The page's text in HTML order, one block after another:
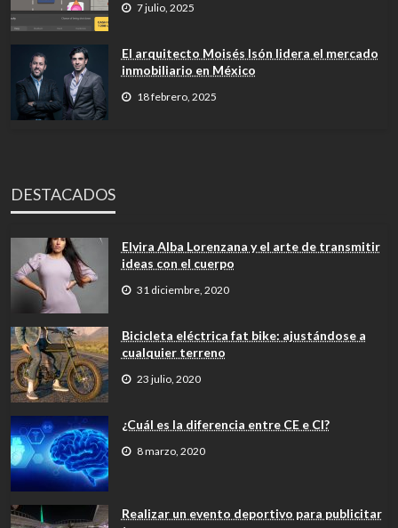
7 julio, 2025
El arquitecto Moisés Isón lidera el mercado
inmobiliario en México
18 febrero, 2025
DESTACADOS
Elvira Alba Lorenzana y el arte de transmitir
ideas con el cuerpo
31 diciembre, 2020
Bicicleta eléctrica fat bike: ajustándose a
cualquier terreno
23 julio, 2020
¿Cuál es la diferencia entre CE e CI?
8 marzo, 2020
Realizar un evento deportivo para publicitar